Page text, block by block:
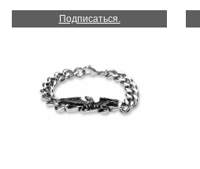
Подписаться.